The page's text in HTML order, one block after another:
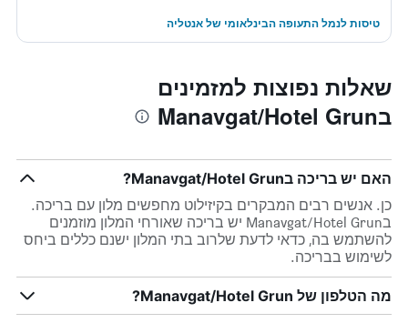
טיסות לנמל התעופה הבינלאומי של אנטליה
שאלות נפוצות למזמינים
בManavgat/Hotel Grun
האם יש בריכה בManavgat/Hotel Grun?
כן. אנשים רבים המבקרים בקיזילוט מחפשים מלון עם בריכה.
בManavgat/Hotel Grun יש בריכה שאורחי המלון מוזמנים
להשתמש בה, כדאי לדעת שלרוב בתי המלון ישנם כללים ביחס
לשימוש בבריכה.
מה הטלפון של Manavgat/Hotel Grun?